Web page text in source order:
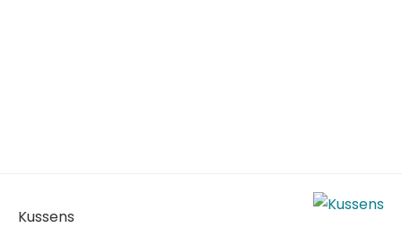
Kussens